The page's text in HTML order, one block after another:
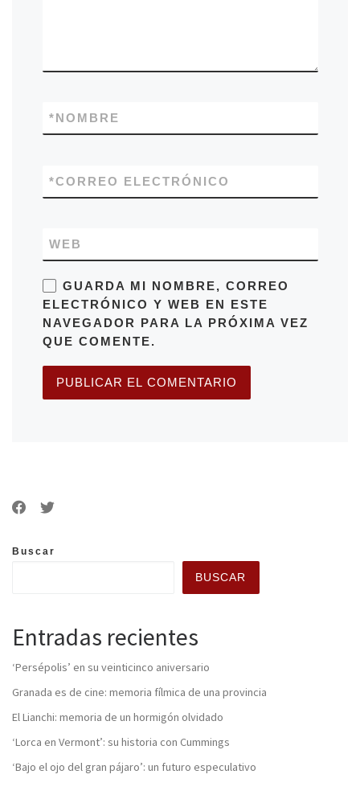
NOMBRE
*
CORREO ELECTRÓNICO
*
WEB
GUARDA MI NOMBRE, CORREO
ELECTRÓNICO Y WEB EN ESTE
NAVEGADOR PARA LA PRÓXIMA VEZ
QUE COMENTE.
Buscar
BUSCAR
Entradas recientes
‘Persépolis’ en su veinticinco aniversario
Granada es de cine: memoria fílmica de una provincia
El Lianchi: memoria de un hormigón olvidado
‘Lorca en Vermont’: su historia con Cummings
‘Bajo el ojo del gran pájaro’: un futuro especulativo